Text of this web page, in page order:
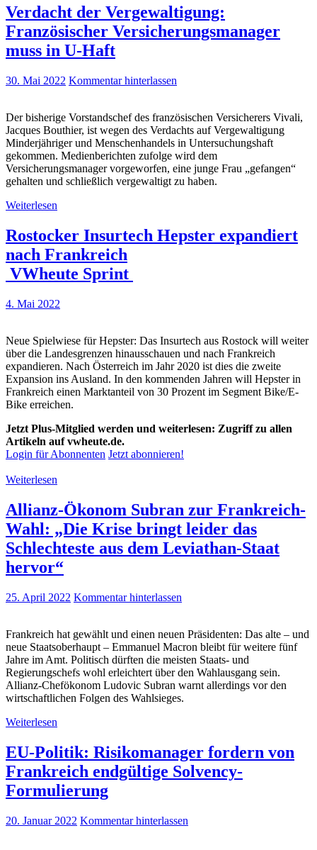
Verdacht der Vergewaltigung:
Französischer Versicherungsmanager
muss in U-Haft
30. Mai 2022 Kommentar hinterlassen
Der bisherige Vorstandschef des französischen Versicherers Vivali,
Jacques Bouthier, ist wegen des Verdachts auf Vergewaltigung
Minderjähriger und Menschenhandels in Untersuchungshaft
gekommen. Medienberichten zufolge wird dem
Versicherungsmanager vorgeworfen, eine junge Frau „gefangen“
gehalten und schließlich vergewaltigt zu haben.
Weiterlesen
Rostocker Insurtech Hepster expandiert
nach Frankreich
VWheute Sprint
4. Mai 2022
Neue Spielwiese für Hepster: Das Insurtech aus Rostock will weiter
über die Landesgrenzen hinausschauen und nach Frankreich
expandieren. Nach Österreich im Jahr 2020 ist dies die zweite
Expansion ins Ausland. In den kommenden Jahren will Hepster in
Frankreich einen Marktanteil von 30 Prozent im Segment Bike/E-
Bike erreichen.
Jetzt Plus-Mitglied werden und weiterlesen: Zugriff zu allen
Artikeln auf vwheute.de.
Login für Abonnenten Jetzt abonnieren!
Weiterlesen
Allianz-Ökonom Subran zur Frankreich-
Wahl: „Die Krise bringt leider das
Schlechteste aus dem Leviathan-Staat
hervor“
25. April 2022 Kommentar hinterlassen
Frankreich hat gewählt und einen neuen Präsidenten: Das alte – und
neue Staatsoberhaupt – Emmanuel Macron bleibt für weitere fünf
Jahre im Amt. Politisch dürften die meisten Staats- und
Regierungschefs wohl erleichtert über den Wahlausgang sein.
Allianz-Chefökonom Ludovic Subran warnt allerdings vor den
wirtschaftlichen Folgen des Wahlsieges.
Weiterlesen
EU-Politik: Risikomanager fordern von
Frankreich endgültige Solvency-
Formulierung
20. Januar 2022 Kommentar hinterlassen